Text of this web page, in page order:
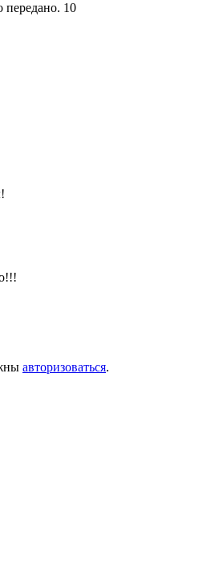
10
авторизоваться.